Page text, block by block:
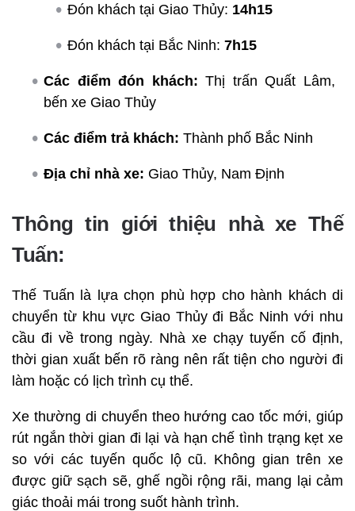
Đón khách tại Giao Thủy: 14h15
Đón khách tại Bắc Ninh: 7h15
Các điểm đón khách: Thị trấn Quất Lâm,
bến xe Giao Thủy
Các điểm trả khách: Thành phố Bắc Ninh
Địa chỉ nhà xe: Giao Thủy, Nam Định
Thông tin giới thiệu nhà xe Thế
Tuấn:
Thế Tuấn là lựa chọn phù hợp cho hành khách di
chuyển từ khu vực Giao Thủy đi Bắc Ninh với nhu
cầu đi về trong ngày. Nhà xe chạy tuyến cố định,
thời gian xuất bến rõ ràng nên rất tiện cho người đi
làm hoặc có lịch trình cụ thể.
Xe thường di chuyển theo hướng cao tốc mới, giúp
rút ngắn thời gian đi lại và hạn chế tình trạng kẹt xe
so với các tuyến quốc lộ cũ. Không gian trên xe
được giữ sạch sẽ, ghế ngồi rộng rãi, mang lại cảm
giác thoải mái trong suốt hành trình.